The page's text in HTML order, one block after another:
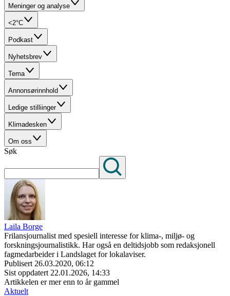
Meninger og analyse
<2°C
Podkast
Nyhetsbrev
Tema
Annonsørinnhold
Ledige stilliinger
Klimadesken
Om oss
Søk
Laila Borge
Frilansjournalist med spesiell interesse for klima-, miljø- og
forskningsjournalistikk. Har også en deltidsjobb som redaksjonell
fagmedarbeider i Landslaget for lokalaviser.
Publisert 26.03.2020, 06:12
Sist oppdatert 22.01.2026, 14:33
Artikkelen er mer enn to år gammel
Aktuelt